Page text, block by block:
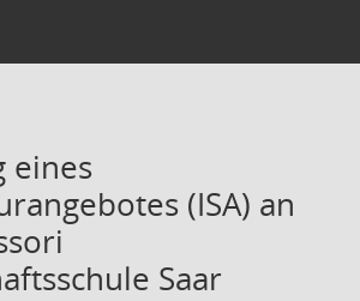
eines
(ISA) an
Saar